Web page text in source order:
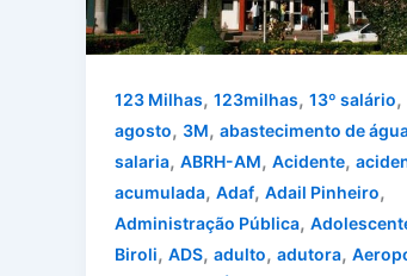
123 Milhas, 123milhas, 13º salário,
agosto, 3M, abastecimento de
salaria, ABRH-AM, Acidente,
acumulada, Adaf, Adail Pinheiro,
Administração Pública,
Biroli, ADS, adulto, adutora,